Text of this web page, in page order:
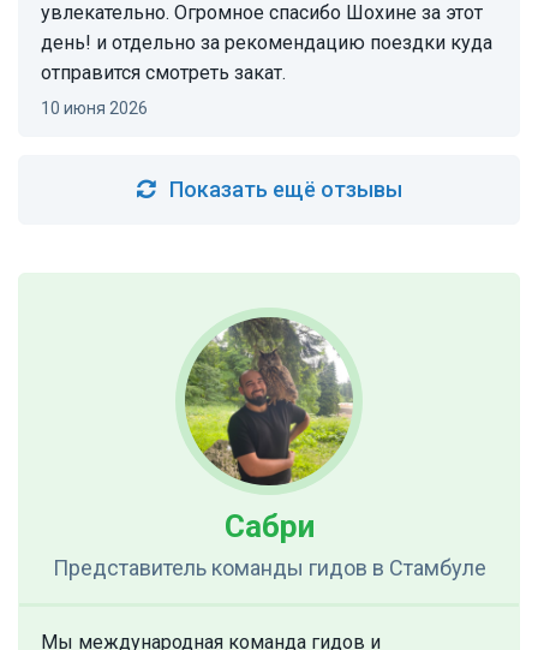
увлекательно. Огромное спасибо Шохине за этот
день! и отдельно за рекомендацию поездки куда
отправится смотреть закат.
10 июня 2026
Показать ещё отзывы
Сабри
Представитель команды гидов в Стамбуле
Мы международная команда гидов и